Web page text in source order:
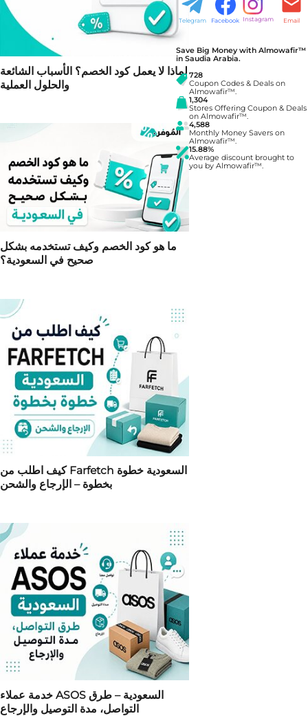
لماذا لا يعمل كود الخصم؟ الأسباب الشائعة
والحلول العملية
ما هو كود الخصم وكيف تستخدمه بشكل
صحيح في السعودية؟
كيف اطلب من Farfetch السعودية خطوة
بخطوة – الإرجاع والشحن
خدمة عملاء ASOS السعودية – طرق
التواصل، مدة التوصيل والإرجاع
Telegram Facebook Instagram Email
Save Big Money with Almowafir™
in Saudia Arabia.
728
Coupon Codes & Deals on
Almowafir™.
1,304
Stores Offering Coupon & Deals
on Almowafir™.
4,588
Monthly Money Savers on
Almowafir™.
15.88%
Average discount brought to
you by Almowafir™.